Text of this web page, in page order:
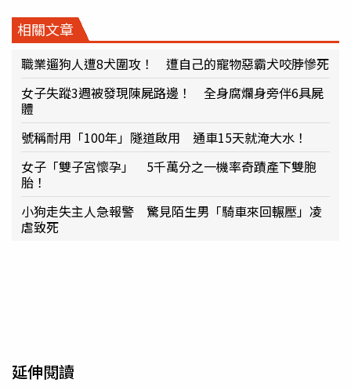
相關文章
職業遛狗人遭8犬圍攻！ 遭自己的寵物惡霸犬咬脖慘死
女子失蹤3週被發現陳屍路邊！ 全身腐爛身旁伴6具屍
體
號稱耐用「100年」隧道啟用 通車15天就淹大水！
女子「雙子宮懷孕」 5千萬分之一機率奇蹟產下雙胞
胎！
小狗走失主人急報警 驚見陌生男「騎車來回輾壓」凌
虐致死
延伸閱讀